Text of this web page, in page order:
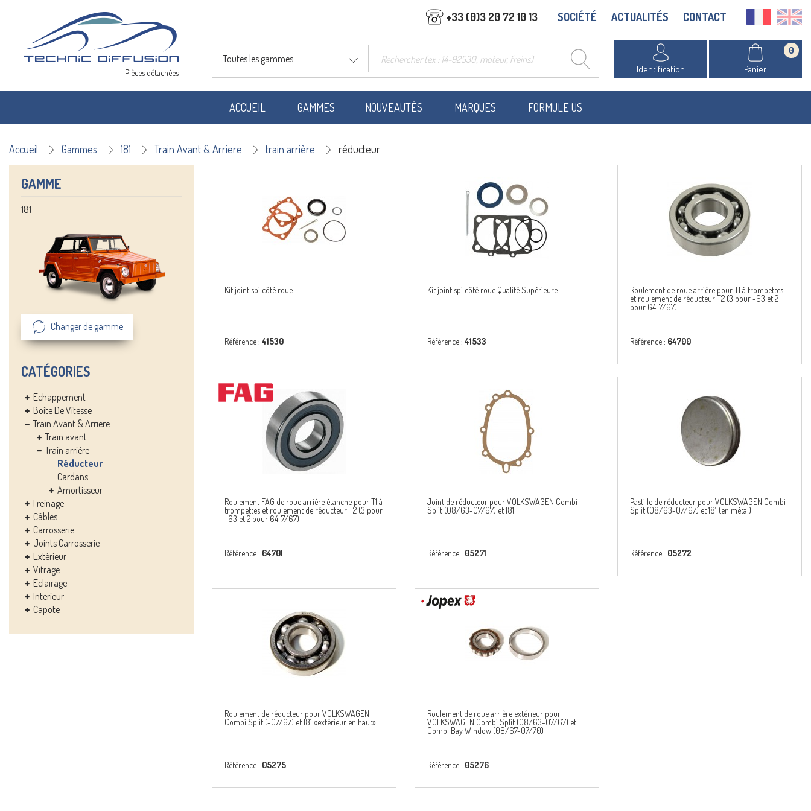
Pièces détachées
+33 (0)3 20 72 10 13 SOCIÉTÉ ACTUALITÉS CONTACT
Toutes les gammes
Identification Panier
0
ACCUEIL GAMMES NOUVEAUTÉS MARQUES FORMULE US
Accueil Gammes 181 Train Avant & Arriere train arrière réducteur
GAMME
181
Changer de gamme
CATÉGORIES
Echappement
Boite De Vitesse
Train Avant & Arriere
Train avant
Train arrière
Réducteur
Cardans
Amortisseur
Freinage
Câbles
Carrosserie
Joints Carrosserie
Extérieur
Vitrage
Eclairage
Interieur
Capote
Kit joint spi côté roue
Référence : 41530
Kit joint spi côté roue Qualité Supérieure
Référence : 41533
Roulement de roue arrière pour T1 à trompettes
et roulement de réducteur T2 (3 pour -63 et 2
pour 64-7/67)
Référence : 64700
Roulement FAG de roue arrière étanche pour T1 à
trompettes et roulement de réducteur T2 (3 pour
-63 et 2 pour 64-7/67)
Référence : 64701
Joint de réducteur pour VOLKSWAGEN Combi
Split (08/63-07/67) et 181
Référence : 05271
Pastille de réducteur pour VOLKSWAGEN Combi
Split (08/63-07/67) et 181 (en métal)
Référence : 05272
Roulement de réducteur pour VOLKSWAGEN
Combi Split (-07/67) et 181 «extérieur en haut»
Référence : 05275
Roulement de roue arrière extérieur pour
VOLKSWAGEN Combi Split (08/63-07/67) et
Combi Bay Window (08/67-07/70)
Référence : 05276